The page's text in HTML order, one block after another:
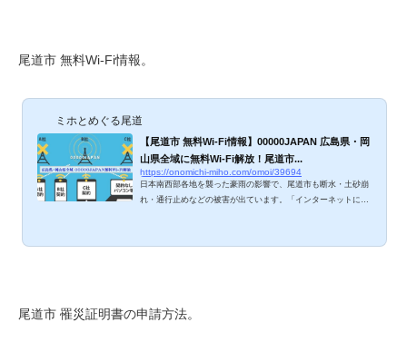
b...
尾道市 無料Wi-Fi情報。
ミホとめぐる尾道
【尾道市 無料Wi-Fi情報】00000JAPAN 広島県・岡
山県全域に無料Wi-Fi解放！尾道市...
https://onomichi-miho.com/omoi/39694
日本南西部各地を襲った豪雨の影響で、尾道市も断水・土砂崩
れ・通行止めなどの被害が出ています。「インターネットに接
ないと致命的ですよね。2018年7月7日（土）夕刻より、広島
でも無料で利用することができる災害用の統一ネット...
尾道市 罹災証明書の申請方法。